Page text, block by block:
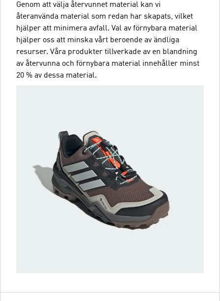
Genom att välja återvunnet material kan vi
återanvända material som redan har skapats, vilket
hjälper att minimera avfall. Val av förnybara material
hjälper oss att minska vårt beroende av ändliga
resurser. Våra produkter tillverkade av en blandning
av återvunna och förnybara material innehåller minst
20 % av dessa material.